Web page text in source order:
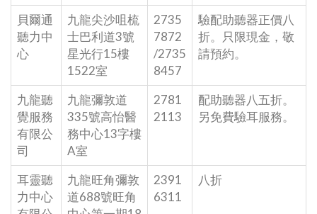
貝爾通
聽力中
心
九龍尖沙咀梳
士巴利道3號
星光行15樓
1522室
2735
7872
/2735
8457
驗配助聽器正價八
折。只限現金，敬
請預約。
九龍聽
覺服務
有限公
司
九龍彌敦道
335號高怡醫
務中心13字樓
A室
2781
2113
配助聽器八五折。
另免費驗耳服務。
耳靈聽
力中心
九龍旺角彌敦
道688號旺角
2391
6311
八折